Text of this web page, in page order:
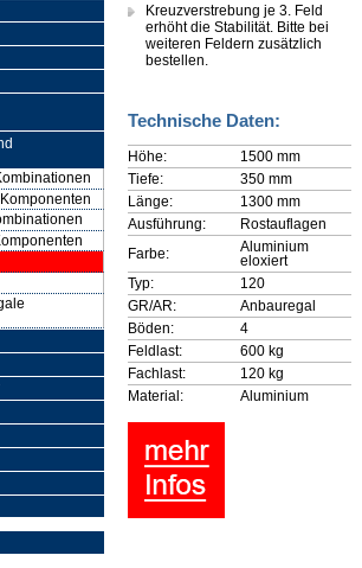
Kreuzverstrebung je 3. Feld
erhöht die Stabilität. Bitte bei
weiteren Feldern zusätzlich
bestellen.
Technische Daten:
Höhe:
1500 mm
Tiefe:
350 mm
Länge:
1300 mm
Ausführung:
Rostauflagen
Farbe:
Aluminium
eloxiert
Typ:
120
GR/AR:
Anbauregal
Böden:
4
Feldlast:
600 kg
Fachlast:
120 kg
Material:
Aluminium